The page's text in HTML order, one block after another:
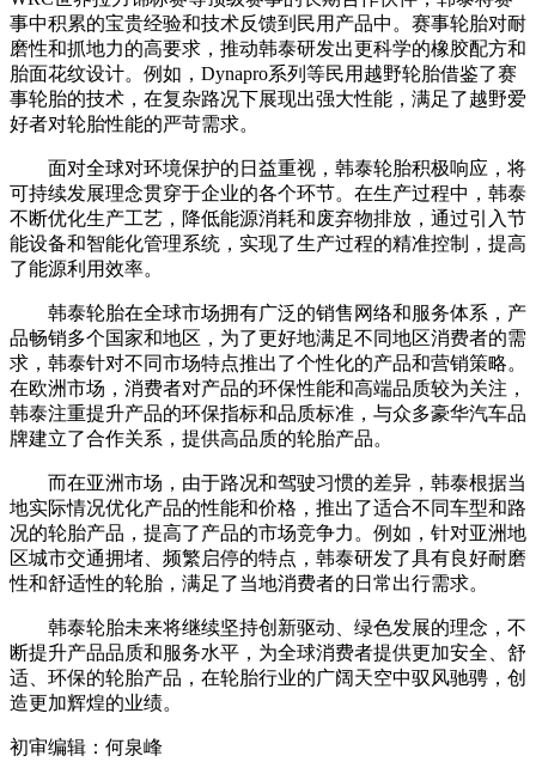
事中积累的宝贵经验和技术反馈到民用产品中。赛事轮胎对耐
磨性和抓地力的高要求，推动韩泰研发出更科学的橡胶配方和
胎面花纹设计。例如，Dynapro系列等民用越野轮胎借鉴了赛
事轮胎的技术，在复杂路况下展现出强大性能，满足了越野爱
好者对轮胎性能的严苛需求。
面对全球对环境保护的日益重视，韩泰轮胎积极响应，将
可持续发展理念贯穿于企业的各个环节。在生产过程中，韩泰
不断优化生产工艺，降低能源消耗和废弃物排放，通过引入节
能设备和智能化管理系统，实现了生产过程的精准控制，提高
了能源利用效率。
韩泰轮胎在全球市场拥有广泛的销售网络和服务体系，产
品畅销多个国家和地区，为了更好地满足不同地区消费者的需
求，韩泰针对不同市场特点推出了个性化的产品和营销策略。
在欧洲市场，消费者对产品的环保性能和高端品质较为关注，
韩泰注重提升产品的环保指标和品质标准，与众多豪华汽车品
牌建立了合作关系，提供高品质的轮胎产品。
而在亚洲市场，由于路况和驾驶习惯的差异，韩泰根据当
地实际情况优化产品的性能和价格，推出了适合不同车型和路
况的轮胎产品，提高了产品的市场竞争力。例如，针对亚洲地
区城市交通拥堵、频繁启停的特点，韩泰研发了具有良好耐磨
性和舒适性的轮胎，满足了当地消费者的日常出行需求。
韩泰轮胎未来将继续坚持创新驱动、绿色发展的理念，不
断提升产品品质和服务水平，为全球消费者提供更加安全、舒
适、环保的轮胎产品，在轮胎行业的广阔天空中驭风驰骋，创
造更加辉煌的业绩。
初审编辑：何泉峰